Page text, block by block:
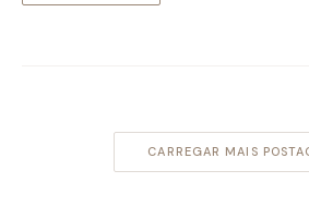
CARREGAR MAIS